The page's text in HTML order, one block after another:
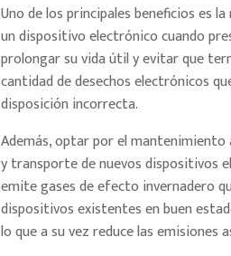
Uno de los principales beneficios es
un dispositivo electrónico cuando
prolongar su vida útil y evitar que
cantidad de desechos electrónicos
disposición incorrecta.
Además, optar por el mantenimiento
y transporte de nuevos dispositivos
emite gases de efecto invernadero
dispositivos existentes en buen
lo que a su vez reduce las emisiones